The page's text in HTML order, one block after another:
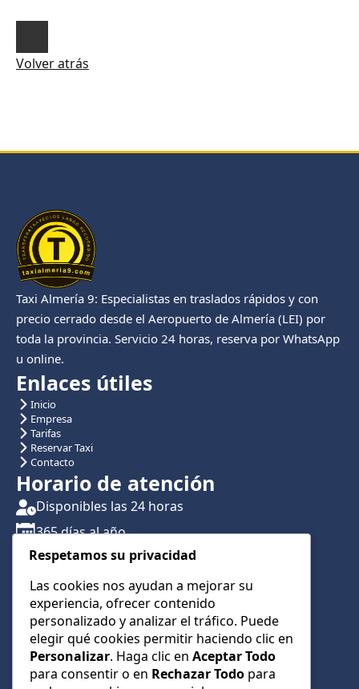
Volver atrás
Taxi Almería 9: Especialistas en traslados rápidos y con
precio cerrado desde el Aeropuerto de Almería (LEI) por
toda la provincia. Servicio 24 horas, reserva por WhatsApp
u online.
Enlaces útiles
Inicio
Empresa
Tarifas
Reservar Taxi
Contacto
Horario de atención
Disponibles las 24 horas
365 días al año
Traslados con reserva previa
Atención por teléfono y WhatsApp 24/7
CONTÁCTANOS
+34 622 01 23 74
+34 622 01 23 74
Respetamos su privacidad
Las cookies nos ayudan a mejorar su
experiencia, ofrecer contenido
personalizado y analizar el tráfico. Puede
elegir qué cookies permitir haciendo clic en
Personalizar. Haga clic en Aceptar Todo
para consentir o en Rechazar Todo para